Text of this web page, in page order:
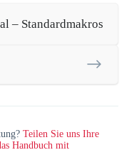
– Standardmakros
Teilen Sie uns Ihre
Handbuch mit